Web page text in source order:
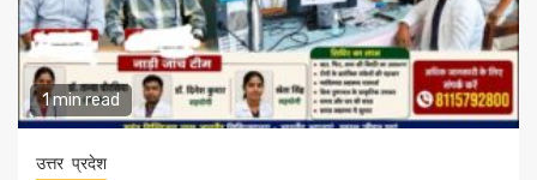
1 min read
उत्तर प्रदेश